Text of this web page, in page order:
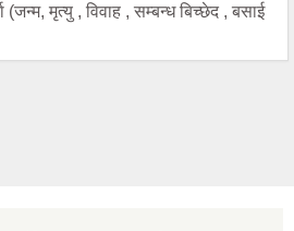
(जन्म, मृत्यु , विवाह , सम्बन्ध बिच्छेद , बसाई